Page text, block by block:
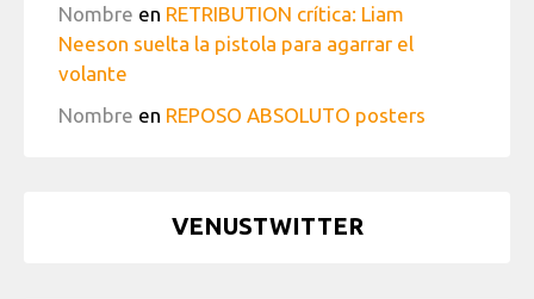
Nombre en RETRIBUTION crítica: Liam
Neeson suelta la pistola para agarrar el
volante
Nombre en REPOSO ABSOLUTO posters
VENUSTWITTER